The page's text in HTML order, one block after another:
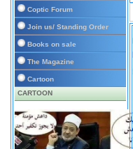
Coptic Forum
Join us/ Standing Order
Books on sale
The Magazine
Cartoon
CARTOON